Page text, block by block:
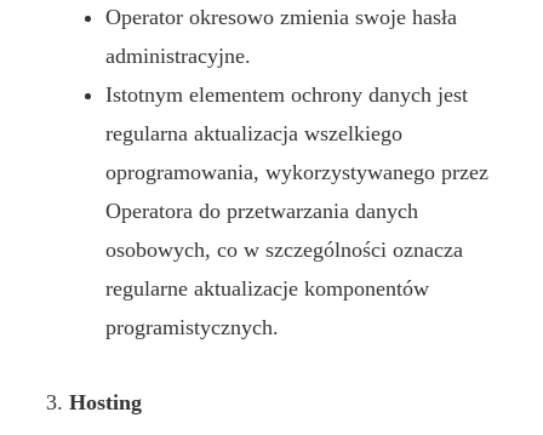
Operator okresowo zmienia swoje hasła
administracyjne.
Istotnym elementem ochrony danych jest
regularna aktualizacja wszelkiego
oprogramowania, wykorzystywanego przez
Operatora do przetwarzania danych
osobowych, co w szczególności oznacza
regularne aktualizacje komponentów
programistycznych.
Hosting